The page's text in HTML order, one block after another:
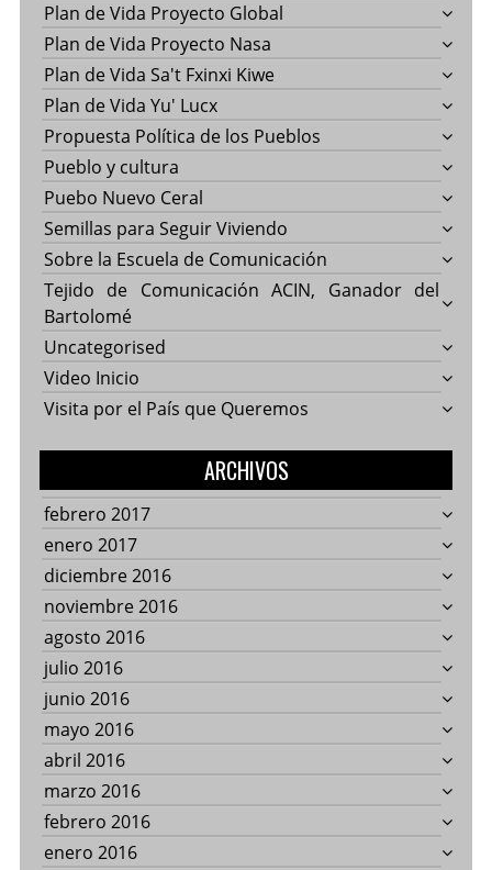
Plan de Vida Proyecto Global
Plan de Vida Proyecto Nasa
Plan de Vida Sa't Fxinxi Kiwe
Plan de Vida Yu' Lucx
Propuesta Política de los Pueblos
Pueblo y cultura
Puebo Nuevo Ceral
Semillas para Seguir Viviendo
Sobre la Escuela de Comunicación
Tejido de Comunicación ACIN, Ganador del
Bartolomé
Uncategorised
Video Inicio
Visita por el País que Queremos
ARCHIVOS
febrero 2017
enero 2017
diciembre 2016
noviembre 2016
agosto 2016
julio 2016
junio 2016
mayo 2016
abril 2016
marzo 2016
febrero 2016
enero 2016